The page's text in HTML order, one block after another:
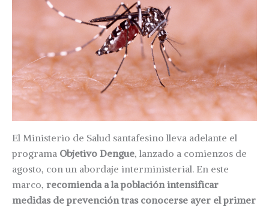
El Ministerio de Salud santafesino lleva adelante el
programa Objetivo Dengue, lanzado a comienzos de
agosto, con un abordaje interministerial. En este
marco, recomienda a la población intensificar
medidas de prevención tras conocerse ayer el primer